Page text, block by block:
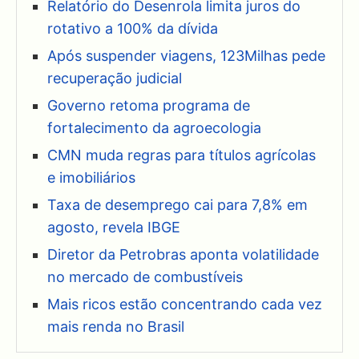
Relatório do Desenrola limita juros do
rotativo a 100% da dívida
Após suspender viagens, 123Milhas pede
recuperação judicial
Governo retoma programa de
fortalecimento da agroecologia
CMN muda regras para títulos agrícolas
e imobiliários
Taxa de desemprego cai para 7,8% em
agosto, revela IBGE
Diretor da Petrobras aponta volatilidade
no mercado de combustíveis
Mais ricos estão concentrando cada vez
mais renda no Brasil